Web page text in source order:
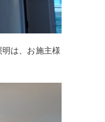
は、お施主様